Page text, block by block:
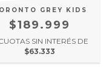
GREY KIDS
$189.999
SIN INTERÉS DE
$63.333